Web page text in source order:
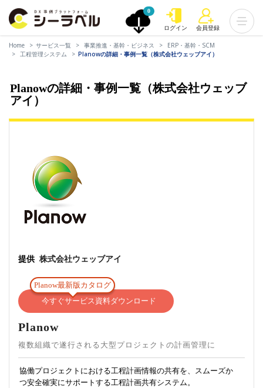
0
ログイン 会員登録
Home サービス一覧 事業推進・基幹・ビジネス
ERP・基幹・SCM
工程管理システム
Planowの詳細・事例一覧（株式会社ウェッブアイ）
Planowの詳細・事例一覧（株式会社ウェッブ
アイ）
提供 株式会社ウェッブアイ
Planow最新版カタログ
今すぐサービス資料ダウンロード
Planow
複数組織で遂行される大型プロジェクトの計画管理に
協働プロジェクトにおける工程計画情報の共有を、スムーズか
つ安全確実にサポートする工程計画共有システム。